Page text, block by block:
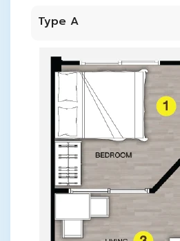
Type A